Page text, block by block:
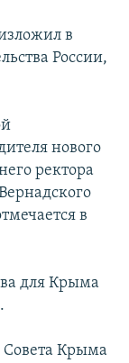
в
России,
нового
ректора
в
для Крыма
Совета Крыма